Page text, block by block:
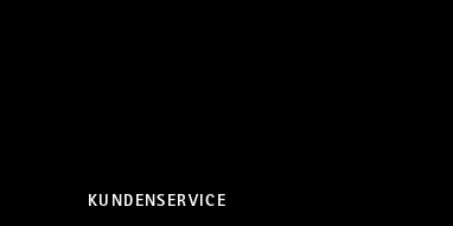
KUNDENSERVICE